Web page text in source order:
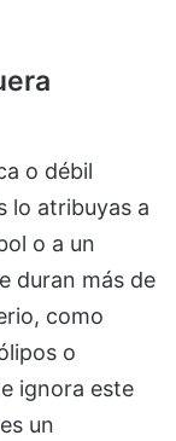
o débil
lo atribuyas a
o a un
duran más de
como
o
ignora este
un